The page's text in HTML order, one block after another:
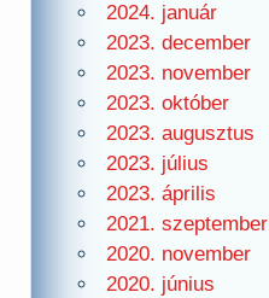
2024. január
2023. december
2023. november
2023. október
2023. augusztus
2023. július
2023. április
2021. szeptember
2020. november
2020. június